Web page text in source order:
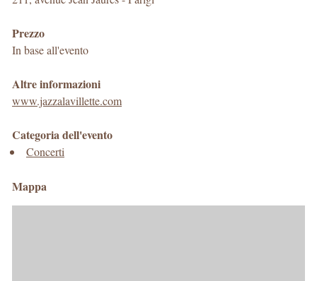
Prezzo
In base all'evento
Altre informazioni
www.jazzalavillette.com
Categoria dell'evento
Concerti
Mappa